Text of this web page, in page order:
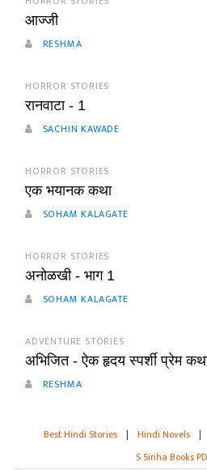
आज्जी
RESHMA
HORROR STORIES
रानवाटा - 1
SACHIN KAWADE
HORROR STORIES
एक भयानक कथा
SOHAM KALAGATE
HORROR STORIES
अनोळखी - भाग 1
SOHAM KALAGATE
ADVENTURE STORIES
अभिजित - ऐक हृदय स्पर्शी प्रेम
RESHMA
Best Hindi Stories | Hindi Novels |
S Sinha Books